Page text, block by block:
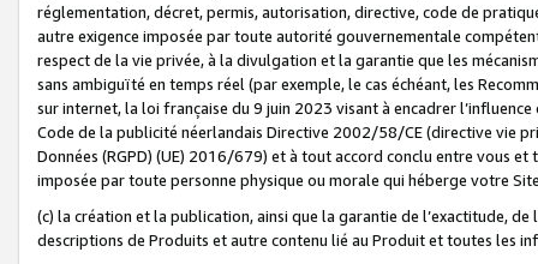
réglementation, décret, permis, autorisation, directive, code de
autre exigence imposée par toute autorité gouvernementale
respect de la vie privée, à la divulgation et la garantie que les
sans ambiguïté en temps réel (par exemple, le cas échéant, les
sur internet, la loi française du 9 juin 2023 visant à encadrer
Code de la publicité néerlandais Directive 2002/58/CE (directive vie
Données (RGPD) (UE) 2016/679) et à tout accord conclu entre vous
imposée par toute personne physique ou morale qui héberge votre
(c) la création et la publication, ainsi que la garantie de l’exactitude,
descriptions de Produits et autre contenu lié au Produit et toutes les